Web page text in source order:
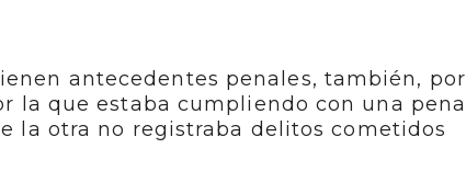
antecedentes penales, también, por
la que estaba cumpliendo con una pena
la otra no registraba delitos cometidos